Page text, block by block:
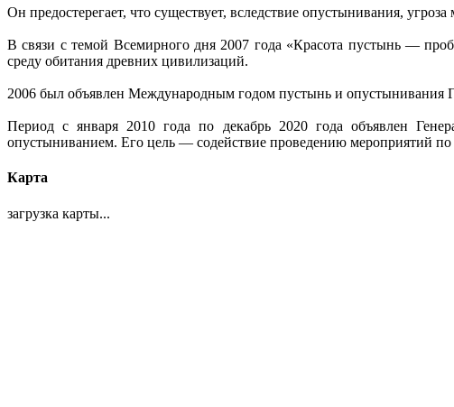
Он предостерегает, что существует, вследствие опустынивания,
В связи с темой Всемирного дня 2007 года «Красота пустынь —
среду обитания древних цивилизаций.
2006 был объявлен Международным годом пустынь и опустынивания
Период с января 2010 года по декабрь 2020 года объявлен
опустыниванием. Его цель — содействие проведению мероприятий по
Карта
загрузка карты...